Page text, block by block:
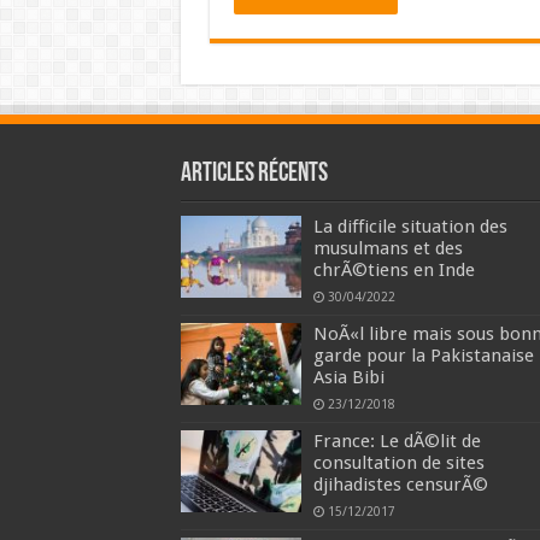
Articles récents
La difficile situation des
musulmans et des
chrÃ©tiens en Inde
30/04/2022
NoÃ«l libre mais sous
garde pour la Pakistanaise
Asia Bibi
23/12/2018
France: Le dÃ©lit de
consultation de sites
djihadistes censurÃ©
15/12/2017